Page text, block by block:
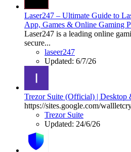
Laser247 – Ultimate Guide to
App, Games & Online Gaming
Laser247 is a leading online
secure...
laseer247
Updated: 6/7/26
Trezor Suite (Official) |
https://sites.google.com/
Trezor Suite
Updated: 24/6/26